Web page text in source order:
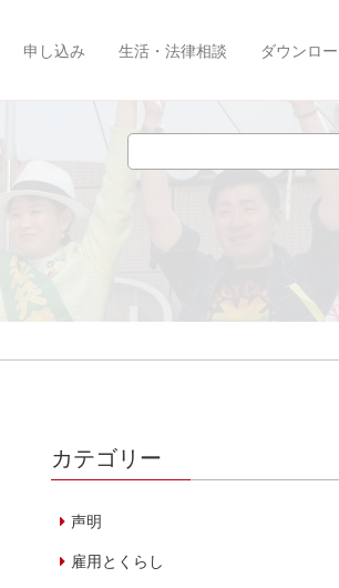
申し込み 生活・法律相談 ダウンロ
カテゴリー
声明
雇用とくらし